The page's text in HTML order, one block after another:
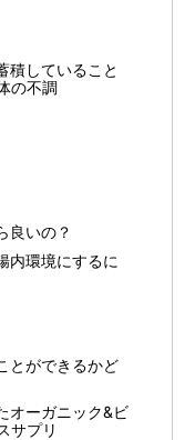
積していること
の不調
良いの？
内環境にするに
とができるかど
オーガニック&ビ
サプリ